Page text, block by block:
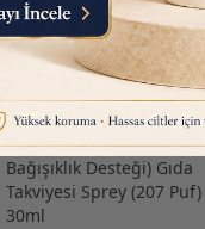
Nutraxin D3K2 (Kemik ve
Bağışıklık Desteği) Gıda
Takviyesi Sprey (207 Puf)
30ml